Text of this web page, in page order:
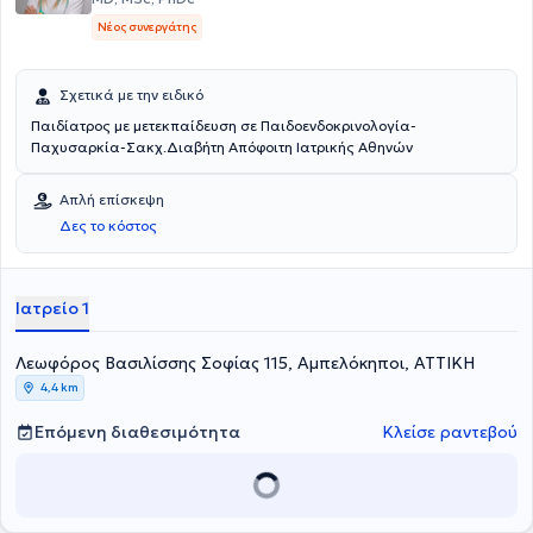
Νέος συνεργάτης
Σχετικά με την ειδικό
Παιδίατρος με μετεκπαίδευση σε Παιδοενδοκρινολογία-
Παχυσαρκία-Σακχ.Διαβήτη Απόφοιτη Ιατρικής Αθηνών
Απλή επίσκεψη
Δες το κόστος
Ιατρείο 1
Λεωφόρος Βασιλίσσης Σοφίας 115, Αμπελόκηποι, ΑΤΤΙΚΗ
4,4 km
Επόμενη διαθεσιμότητα Κλείσε ραντεβού